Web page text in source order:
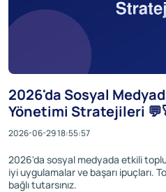
2026'da Sosyal
Yönetimi Stratejileri
2026-06-29 18:55:57
2026'da sosyal medyada etkili
iyi uygulamalar ve başarı ipuçları.
bağlı tutarsınız.